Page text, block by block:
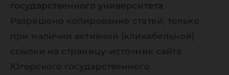
государственного университета
Разрешено копирование статей, только
при наличии активной (кликабельной)
ссылки на страницу-источник сайта
Югорского государственного